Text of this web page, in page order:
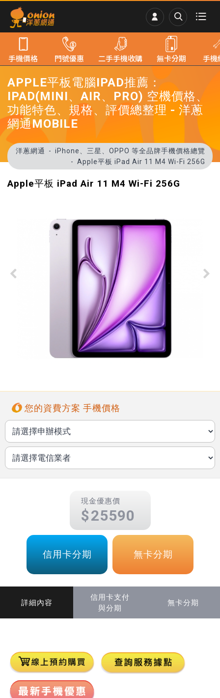
APPLE平板電腦IPAD推薦：
IPAD(MINI、AIR、PRO) 空機價格、
功能特色、規格、評價總整理 - 洋蔥
網通MOBILE
洋蔥網通
iPhone、三星、OPPO 等全品牌手機價格總覽
Apple平板 iPad Air 11 M4 Wi-Fi 256G
Apple平板 iPad Air 11 M4 Wi-Fi 256G
您的資費方案 手機價格
現金優惠價
25590
信用卡分期 無卡分期
詳細內容
信用卡支付
與分期
無卡分期
手機價格 門號優惠 二手手機收購 無卡分期 手機